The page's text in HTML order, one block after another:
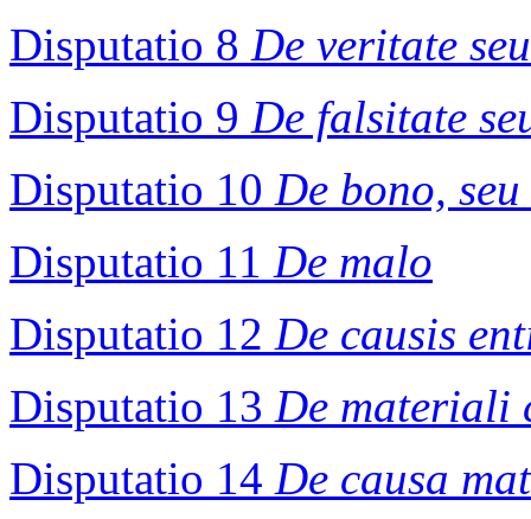
Disputatio 8 De veritate
Disputatio 9 De falsitate
Disputatio 10 De bono,
Disputatio 11 De malo
Disputatio 12 De causis
Disputatio 13 De materiali
Disputatio 14 De causa